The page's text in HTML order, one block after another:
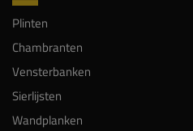
Plinten
Chambranten
Vensterbanken
Sierlijsten
Wandplanken